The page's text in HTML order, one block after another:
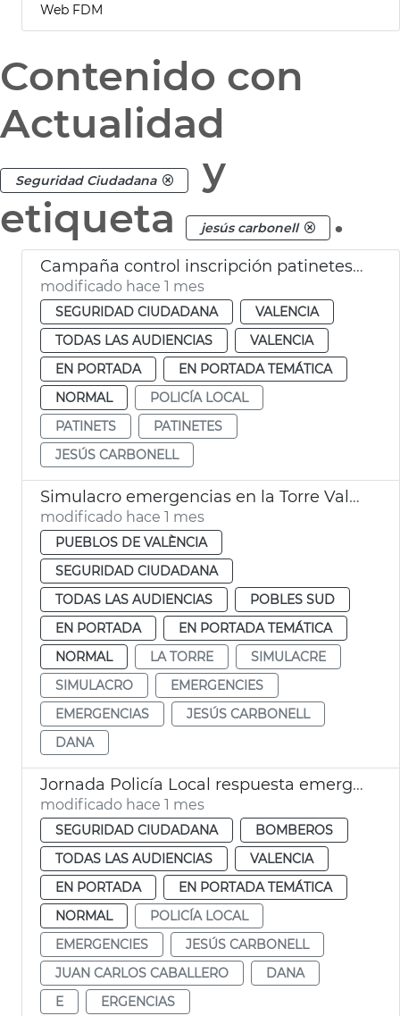
Web FDM
Contenido con
Actualidad
Seguridad Ciudadana
y
etiqueta
jesús carbonell .
Campaña control inscripción patinetes València
modificado hace 1 mes
SEGURIDAD CIUDADANA
VALENCIA
TODAS LAS AUDIENCIAS
VALENCIA
EN PORTADA
EN PORTADA TEMÁTICA
NORMAL
POLICÍA LOCAL
PATINETS
PATINETES
JESÚS CARBONELL
Simulacro emergencias en la Torre València
modificado hace 1 mes
PUEBLOS DE VALÈNCIA
SEGURIDAD CIUDADANA
TODAS LAS AUDIENCIAS
POBLES SUD
EN PORTADA
EN PORTADA TEMÁTICA
NORMAL
LA TORRE
SIMULACRE
SIMULACRO
EMERGENCIES
EMERGENCIAS
JESÚS CARBONELL
DANA
Jornada Policía Local respuesta emergencias València
modificado hace 1 mes
SEGURIDAD CIUDADANA
BOMBEROS
TODAS LAS AUDIENCIAS
VALENCIA
EN PORTADA
EN PORTADA TEMÁTICA
NORMAL
POLICÍA LOCAL
EMERGENCIES
JESÚS CARBONELL
JUAN CARLOS CABALLERO
DANA
E
ERGENCIAS